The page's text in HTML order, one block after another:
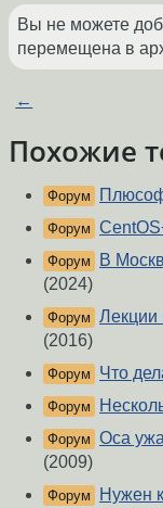
Вы не можете
перемещена в
←
Похожие
Форум
Форум
Форум
В
(2024)
Форум Лекции
(2016)
Форум Что
Форум
Форум Оса
(2009)
Форум Нужен